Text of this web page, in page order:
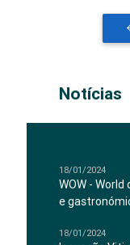
Notícias
18/01/2024
WOW -
e
18/01/2024